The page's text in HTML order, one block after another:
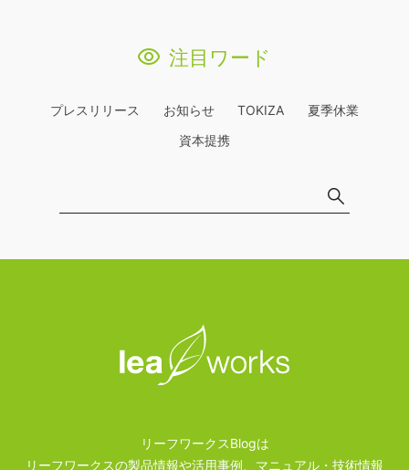
注目ワード
プレスリリース お知らせ TOKIZA
夏季休業
資本提携
リーフワークスBlogは
リーフワークスの製品情報や活用事例、マニュアル・技術情報